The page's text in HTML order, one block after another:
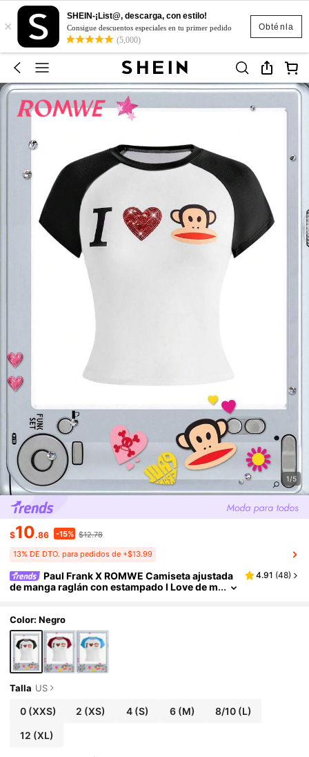
Obténla
×
SHEIN-¡List@, descarga, con estilo!
Consigue descuentos especiales en tu primer pedido
(5,000)
1/5
$10.86 -15% $12.78
13% DE DTO. para pedidos de +$13.99
Paul Frank X ROMWE Camiseta ajustada
de manga raglán con estampado I Love de m
4.91 (48)
Color: Negro
Talla US
0(XXS) 2 (XS) 4 (S) 6 (M) 8/10 (L)
12 (XL)